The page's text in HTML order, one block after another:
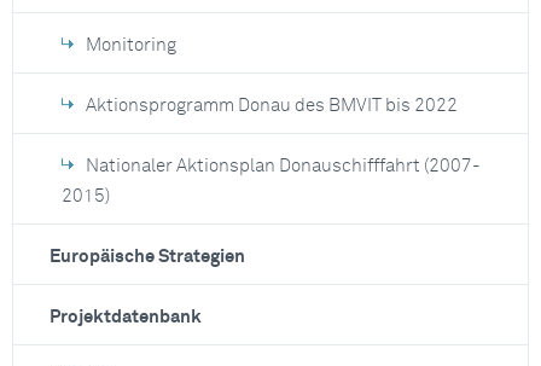
Monitoring
Aktionsprogramm Donau des BMVIT bis 2022
Nationaler Aktionsplan Donauschifffahrt (2007-
2015)
Europäische Strategien
Projektdatenbank